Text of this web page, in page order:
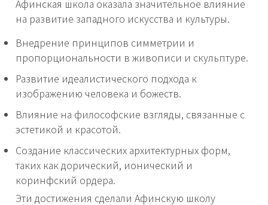
Афинская школа оказала значительное влияние
на развитие западного искусства и культуры.
Внедрение принципов симметрии и
пропорциональности в живописи и скульптуре.
Развитие идеалистического подхода к
изображению человека и божеств.
Влияние на философские взгляды, связанные с
эстетикой и красотой.
Создание классических архитектурных форм,
таких как дорический, ионический и
коринфский ордера.
Эти достижения сделали Афинскую школу